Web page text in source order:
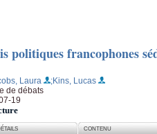
politiques francophones
Laura
;Kins, Lucas
de débats
19
CONTENU